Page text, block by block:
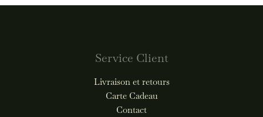
Service Client
Livraison et retours
Carte Cadeau
Contact